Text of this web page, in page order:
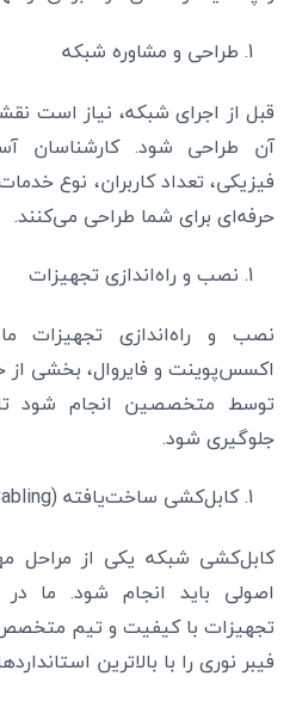
طراحی و مشاوره شبکه
قبل از اجرای شبکه، نیاز است
آن طراحی شود. کارشناسان
فیزیکی، تعداد کاربران، نوع
حرفه‌ای برای شما طراحی می‌کنند.
نصب و راه‌اندازی تجهیزات
نصب و راه‌اندازی تجهیزات
اکسس‌پوینت و فایروال، بخشی
توسط متخصصین انجام شود تا
جلوگیری شود.
کابل‌کشی ساخت‌یافته (Structured Cabling)
کابل‌کشی شبکه یکی از
اصولی باید انجام شود. ما در
تجهیزات با کیفیت و تیم
فیبر نوری را با بالاترین